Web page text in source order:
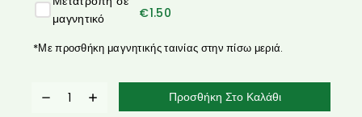
μαγνητικό
€1.50
*Με προσθήκη μαγνητικής ταινίας στην πίσω μεριά.
Προσθήκη Στο Καλάθι